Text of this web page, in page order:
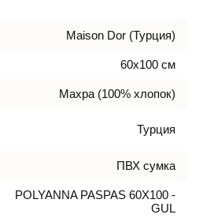
Maison Dor (Турция)
60х100 см
Махра (100% хлопок)
Турция
ПВХ сумка
POLYANNA PASPAS 60X100 -
GUL